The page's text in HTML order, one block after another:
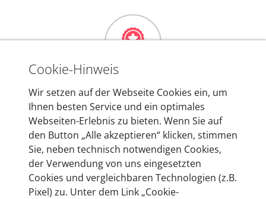
Mehr als 10 Jahre Erfahrung
In den Kfz-Diagnosegeräten von autoaid stecken
mehr als 10 Jahre Erfahrung, und auch in Zukunft
entwickeln wir unsere Produkte am Standort in
Berlin laufend weiter. Auf diese Qualität vertrauen
heute mehr als 60.000 Privatkunden und
Unternehmen.
Cookie-Hinweis
Wir setzen auf der Webseite Cookies ein, um
Ihnen besten Service und ein optimales
Webseiten-Erlebnis zu bieten. Wenn Sie auf
den Button „Alle akzeptieren“ klicken, stimmen
Sie, neben technisch notwendigen Cookies,
der Verwendung von uns eingesetzten
Cookies und vergleichbaren Technologien (z.B.
Pixel) zu. Unter dem Link „Cookie-